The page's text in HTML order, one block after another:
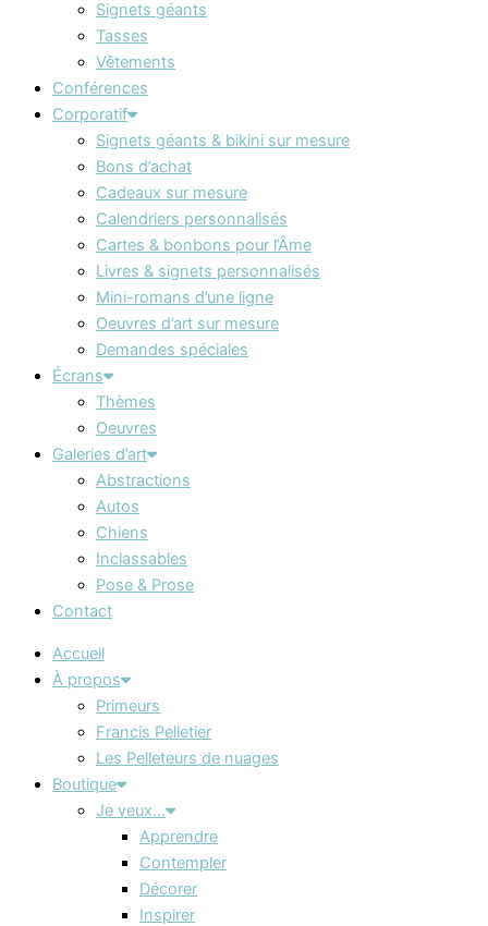
Signets géants
Tasses
Vêtements
Conférences
Corporatif
Signets géants & bikini sur mesure
Bons d’achat
Cadeaux sur mesure
Calendriers personnalisés
Cartes & bonbons pour l’Âme
Livres & signets personnalisés
Mini-romans d’une ligne
Oeuvres d’art sur mesure
Demandes spéciales
Écrans
Thèmes
Oeuvres
Galeries d’art
Abstractions
Autos
Chiens
Inclassables
Pose & Prose
Contact
Accueil
À propos
Primeurs
Francis Pelletier
Les Pelleteurs de nuages
Boutique
Je veux…
Apprendre
Contempler
Décorer
Inspirer